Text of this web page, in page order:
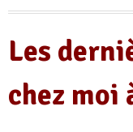
Les
chez moi